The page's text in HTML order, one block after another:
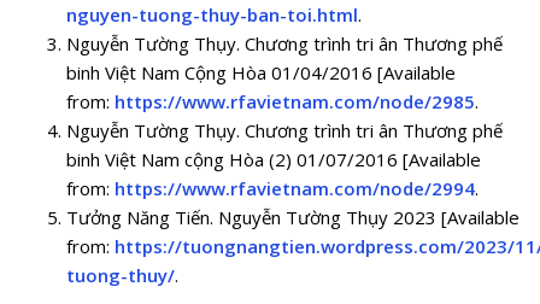
nguyen-tuong-thuy-ban-toi.html.
Nguyễn Tường Thụy. Chương trình tri ân Thương phế
binh Việt Nam Cộng Hòa 01/04/2016 [Available
from: https://www.rfavietnam.com/node/2985.
Nguyễn Tường Thụy. Chương trình tri ân Thương phế
binh Việt Nam cộng Hòa (2) 01/07/2016 [Available
from: https://www.rfavietnam.com/node/2994.
Tưởng Năng Tiến. Nguyễn Tường Thụy 2023 [Available
from: https://tuongnangtien.wordpress.com/2023/
tuong-thuy/.